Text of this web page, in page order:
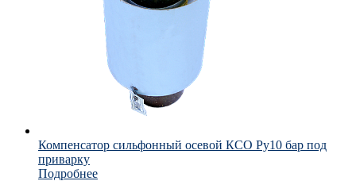
Компенсатор сильфонный осевой КСО Ру10 бар под
приварку
Подробнее